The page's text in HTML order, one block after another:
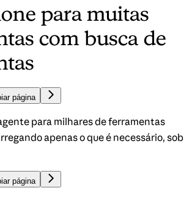
para muitas
com busca de
página
para milhares de ferramentas
apenas o que é necessário, sob
página